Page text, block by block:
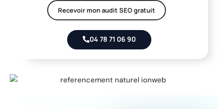
Recevoir mon audit SEO gratuit
04 78 71 06 90